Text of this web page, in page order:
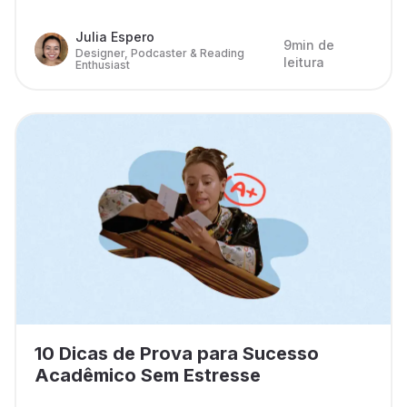
Julia Espero
Designer, Podcaster & Reading
Enthusiast
9min de
leitura
10 Dicas de Prova para Sucesso
Acadêmico Sem Estresse